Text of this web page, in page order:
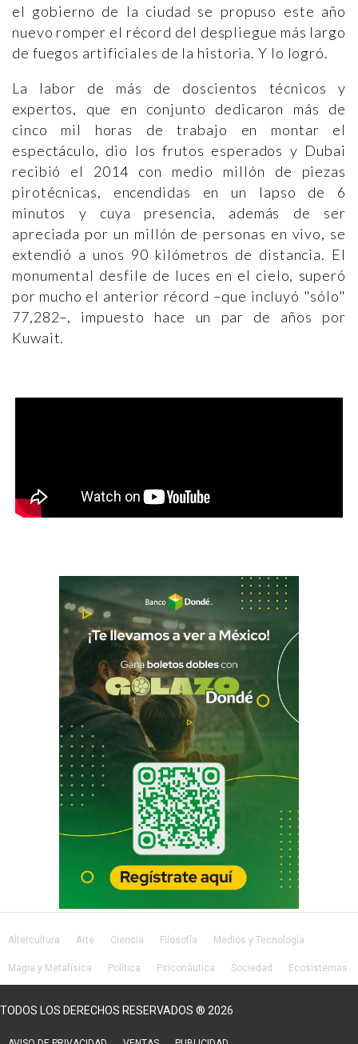
el gobierno de la ciudad se propuso este año
nuevo romper el récord del despliegue más largo
de fuegos artificiales de la historia. Y lo logró.
La labor de más de doscientos técnicos y
expertos, que en conjunto dedicaron más de
cinco mil horas de trabajo en montar el
espectáculo, dio los frutos esperados y Dubai
recibió el 2014 con medio millón de piezas
pirotécnicas, encendidas en un lapso de 6
minutos y cuya presencia, además de ser
apreciada por un millón de personas en vivo, se
extendió a unos 90 kilómetros de distancia. El
monumental desfile de luces en el cielo, superó
por mucho el anterior récord –que incluyó "sólo"
77,282–, impuesto hace un par de años por
Kuwait.
Altercultura Arte Ciencia Filosofía Medios y Tecnología
Magia y Metafísica Política Psiconáutica Sociedad Ecosistemas
TODOS LOS DERECHOS RESERVADOS ® 2026